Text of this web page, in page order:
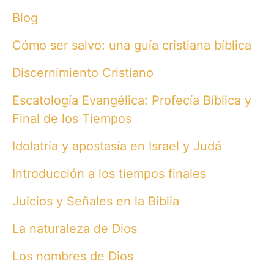
Blog
Cómo ser salvo: una guía cristiana bíblica
Discernimiento Cristiano
Escatología Evangélica: Profecía Bíblica y
Final de los Tiempos
Idolatría y apostasía en Israel y Judá
Introducción a los tiempos finales
Juicios y Señales en la Biblia
La naturaleza de Dios
Los nombres de Dios